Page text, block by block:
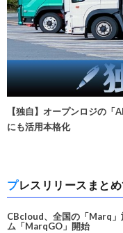
【独自】オープンロジの
にも活用本格化
プレスリリースまと
CBcloud、全国の「Marq」
ム「MarqGO」開始